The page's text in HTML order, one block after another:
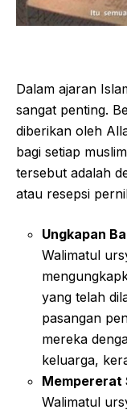
Dalam ajaran
sangat penting.
diberikan oleh
bagi setiap
tersebut adalah
atau resepsi
Ungkapan
Walimatul
yang telah
pasangan
mereka
keluarga,
Mempererat
Walimatul